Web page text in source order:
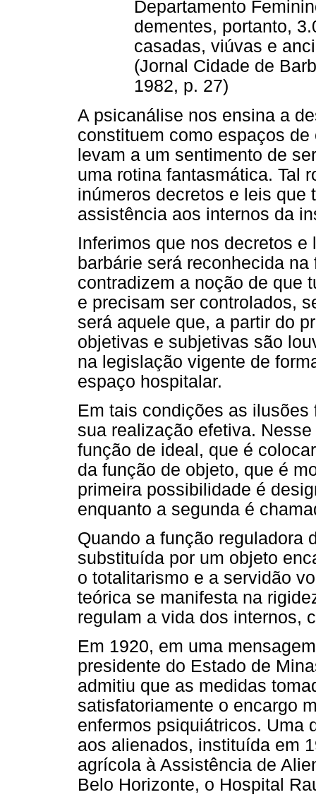
Departamento
dementes, portanto,
casadas, viúvas e
(Jornal Cidade de
1982, p. 27)
A psicanálise nos ensina a
constituem como espaços
levam a um sentimento de
uma rotina fantasmática. Tal
inúmeros decretos e leis que
assistência aos internos da
Inferimos que nos decretos
barbárie será reconhecida
contradizem a noção de que
e precisam ser controlados,
será aquele que, a partir do
objetivas e subjetivas são
na legislação vigente de
espaço hospitalar.
Em tais condições as
sua realização efetiva.
função de ideal, que é
da função de objeto, que é
primeira possibilidade é
enquanto a segunda é
Quando a função reguladora
substituída por um objeto
o totalitarismo e a servidão
teórica se manifesta na
regulam a vida dos internos,
Em 1920, em uma
presidente do Estado de
admitiu que as medidas
satisfatoriamente o encargo
enfermos psiquiátricos. Uma
aos alienados, instituída em
agrícola à Assistência de
Belo Horizonte, o Hospital